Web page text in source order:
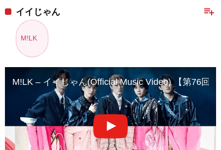
playlist_add
イイじゃん
M!LK
M!LK – イイじゃん(Official Music Video) 【第76回